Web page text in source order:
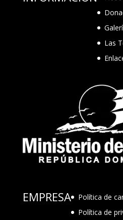
Las
EMPRESA
Política de
Política de